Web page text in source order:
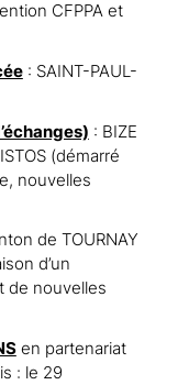
CFPPA et
: SAINT-PAUL-
: BIZE
(démarré
nouvelles
de TOURNAY
d’un
de nouvelles
en partenariat
: le 29